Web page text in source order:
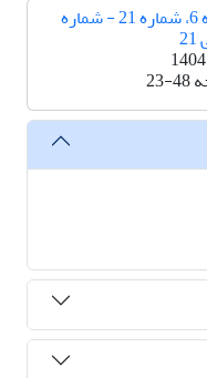
دوره 6، شماره 21 - شماره
23-48